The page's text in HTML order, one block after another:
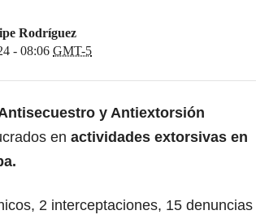
Rodríguez
- 08:06 GMT-5
y Antiextorsión
en actividades extorsivas en
2 interceptaciones, 15 denuncias